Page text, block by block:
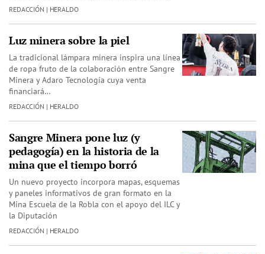
REDACCIÓN | HERALDO
Luz minera sobre la piel
La tradicional lámpara minera inspira una línea
de ropa fruto de la colaboración entre Sangre
Minera y Adaro Tecnología cuya venta
financiará…
REDACCIÓN | HERALDO
Sangre Minera pone luz (y
pedagogía) en la historia de la
mina que el tiempo borró
Un nuevo proyecto incorpora mapas, esquemas
y paneles informativos de gran formato en la
Mina Escuela de la Robla con el apoyo del ILC y
la Diputación
REDACCIÓN | HERALDO